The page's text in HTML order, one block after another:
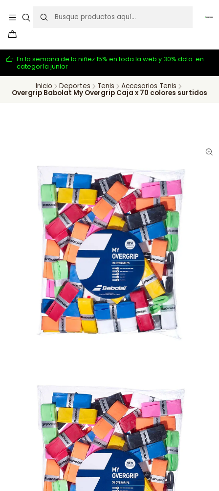
En la semana de la niñez 15% en toda la web y 30% dcto. en
categoría junior
Inicio Deportes Tenis Accesorios Tenis
Overgrip Babolat My Overgrip Caja x 70 colores surtidos